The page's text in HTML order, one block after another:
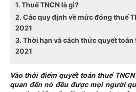
1. Thuế TNCN là gì?
2. Các quy định về mức đóng thuế
2021
3. Thời hạn và cách thức quyết toán
2021
Vào thời điểm quyết toán thuế
quan đến nó đều được mọi người